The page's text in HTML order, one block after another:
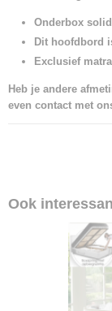
Onderbox
Dit hoofdbord
Exclusief
Heb je andere
even contact met
Ook